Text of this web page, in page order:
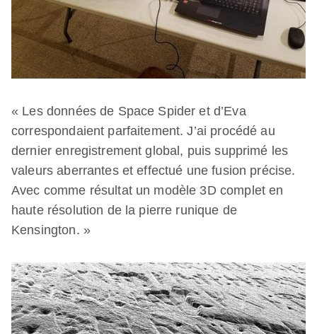
« Les données de Space Spider et d’Eva
correspondaient parfaitement. J’ai procédé au
dernier enregistrement global, puis supprimé les
valeurs aberrantes et effectué une fusion précise.
Avec comme résultat un modèle 3D complet en
haute résolution de la pierre runique de
Kensington. »